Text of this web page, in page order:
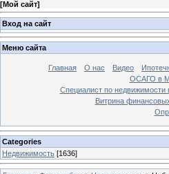
[Мой сайт]
Вход на сайт
Меню сайта
Главная О нас Видео
ОСАГО в
Специалист по недвижимости
Витрина
Categories
Недвижимость [1636]